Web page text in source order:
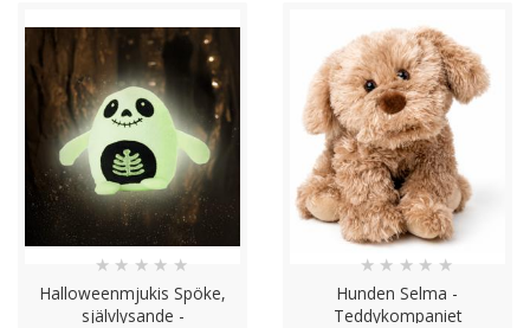
Halloweenmjukis Spöke,
självlysande -
★ ★ ★ ★ ★
Hunden Selma -
Teddykompaniet
★ ★ ★ ★ ★